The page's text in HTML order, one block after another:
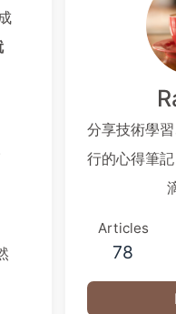
分享技術學
行的心得筆
Articles
78